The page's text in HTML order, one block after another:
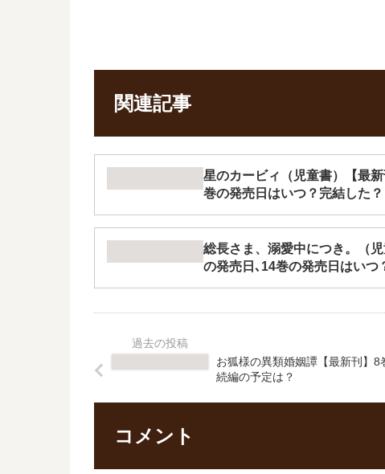
関連記事
星のカービィ（児童書）【最
巻の発売日はいつ？完結した？
総長さま、溺愛中につき。（
の発売日､14巻の発売日はいつ
お狐様の異類婚姻譚【最新刊】8
続編の予定は？
コメント